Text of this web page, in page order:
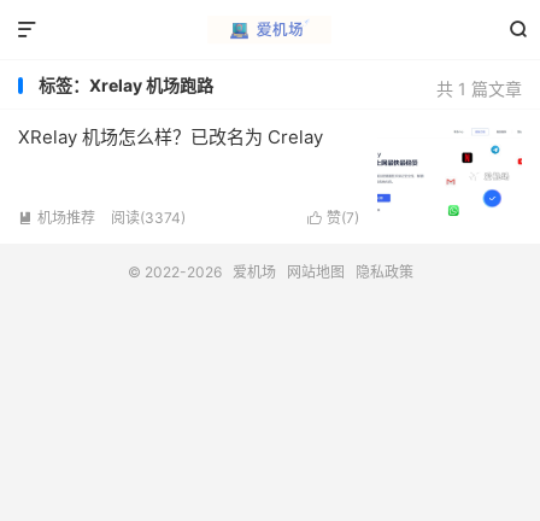


共 1 篇文章
标签：Xrelay 机场跑路
XRelay 机场怎么样？已改名为 Crelay
 赞(7)
 机场推荐 阅读(3374)
© 2022-2026 爱机场 网站地图 隐私政策